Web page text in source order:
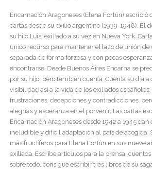
Encarnación Aragoneses (Elena Fortún) escribió
cartas desde su exilio argentino (1939-1948). El
su hijo Luis, exiliado a su vez en Nueva York.
único recurso para mantener el lazo de unión
separada de forma forzosa y con pocas
encontrarse. Desde Buenos Aires Encarna se
por su hijo, pero también cuenta. Cuenta su día a
visibilidad así a la vida de los exiliados españoles:
frustraciones, decepciones y contradicciones,
alegrías y esperanza en el porvenir. Las cartas
Encarnación Aragoneses desde 1942 a 1945 dan
ineludible y difícil adaptación al país de acogida.
más fructíferos para Elena Fortún en sus nueve
exiliada. Escribe artículos para la prensa, cuentos
sobre todo, consigue escribir tres libros de su